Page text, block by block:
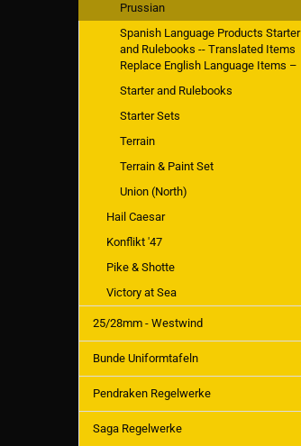
Prussian
Spanish Language Products Starter
and Rulebooks -- Translated Items
Replace English Language Items –
Starter and Rulebooks
Starter Sets
Terrain
Terrain & Paint Set
Union (North)
Hail Caesar
Konflikt '47
Pike & Shotte
Victory at Sea
25/28mm - Westwind
Bunde Uniformtafeln
Pendraken Regelwerke
Saga Regelwerke